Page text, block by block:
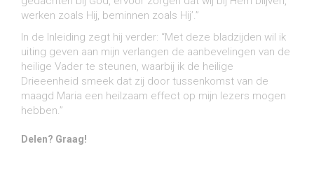
werken zoals Hij, beminnen zoals Hij’.”
In de Inleiding zegt hij verder: “Met deze bladzijden wil ik
uiting geven aan mijn verlangen de aanbevelingen van de
heilige Vader te steunen, waarbij ik de heilige
Drieeenheid smeek dat zij door tussenkomst van de
maagd Maria een heilzaam effect op mijn lezers mogen
hebben.”
Delen? Graag!